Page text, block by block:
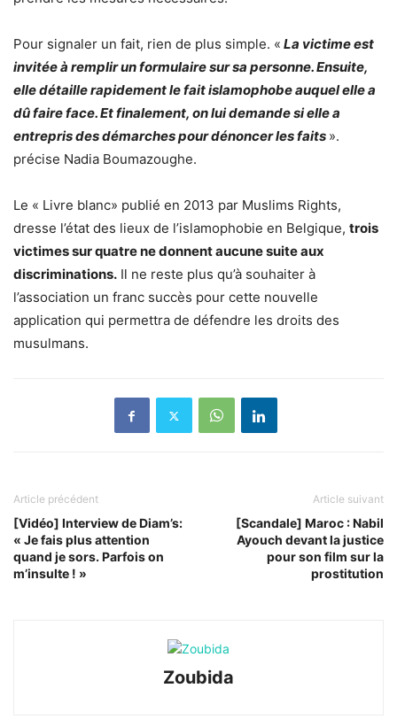
Pour signaler un fait, rien de plus simple. « La victime est
invitée à remplir un formulaire sur sa personne. Ensuite,
elle détaille rapidement le fait islamophobe auquel elle a
dû faire face. Et finalement, on lui demande si elle a
entrepris des démarches pour dénoncer les faits ».
précise Nadia Boumazoughe.
Le « Livre blanc» publié en 2013 par Muslims Rights,
dresse l’état des lieux de l’islamophobie en Belgique, trois
victimes sur quatre ne donnent aucune suite aux
discriminations. Il ne reste plus qu’à souhaiter à
l’association un franc succès pour cette nouvelle
application qui permettra de défendre les droits des
musulmans.
Article précédent
[Vidéo] Interview de Diam’s:
« Je fais plus attention
quand je sors. Parfois on
m’insulte ! »
Article suivant
[Scandale] Maroc : Nabil
Ayouch devant la justice
pour son film sur la
prostitution
Zoubida